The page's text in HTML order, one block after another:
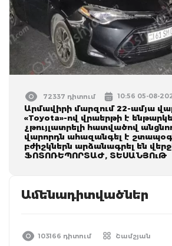
72337 դիտում 10:56 05-08-
Արմավիրի մարզում 22-ամյա
«Toyota»-ով վրաերթի է
չթույլատրելի հատվածով
վարորդն ահազանգել է
բժիշկներն արձանագրել են
ՖՈՏՈՌԵՊՈՐՏԱԺ, ՏԵՍԱՆՅՈւԹ
Ամենադիտվածներ
103166 դիտում Շամշյան